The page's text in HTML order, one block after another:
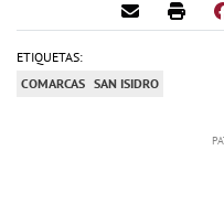
ETIQUETAS:
COMARCAS SAN ISIDRO